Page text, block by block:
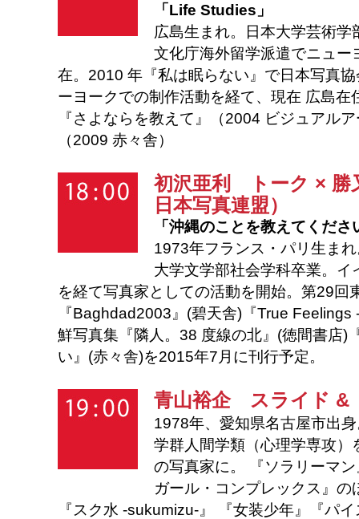
「Life Studies」
広島生まれ。日本大学芸術学
文化庁海外留学派遣でニュー
在。2010 年『私は眠らない』で日本写真
ーヨークでの制作活動を経て、現在 広島在
『さよならを教えて』（2004 ビジュアル
（2009 赤々舎）
初沢亜利
トーク × 勝
日本写真連盟）
「沖縄のことを教えてくださ
1973年フランス・パリ生ま
大学文学部社会学科卒業。イ
を経て写真家としての活動を開始。第29回
『Baghdad2003』(碧天舎)『True
鮮写真集『隣人。38 度線の北』(徳間書店)
い』(赤々舎)を2015年7月に刊行予定。
青山裕企スライド &
1978年、愛知県名古屋市出
学群人間学類（心理学専攻）
の写真家に。 『ソラリーマ
ガール・コンプレックス』の
『スク水 -sukumizu-』 『女装少年』『パ